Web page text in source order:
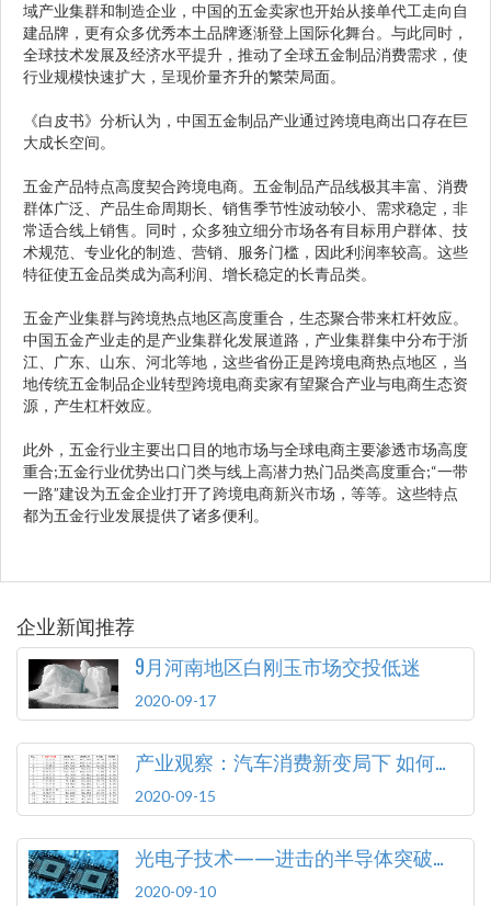
域产业集群和制造企业，中国的五金卖家也开始从接单代工走向自
建品牌，更有众多优秀本土品牌逐渐登上国际化舞台。与此同时，
全球技术发展及经济水平提升，推动了全球五金制品消费需求，使
行业规模快速扩大，呈现价量齐升的繁荣局面。
《白皮书》分析认为，中国五金制品产业通过跨境电商出口存在巨
大成长空间。
五金产品特点高度契合跨境电商。五金制品产品线极其丰富、消费
群体广泛、产品生命周期长、销售季节性波动较小、需求稳定，非
常适合线上销售。同时，众多独立细分市场各有目标用户群体、技
术规范、专业化的制造、营销、服务门槛，因此利润率较高。这些
特征使五金品类成为高利润、增长稳定的长青品类。
五金产业集群与跨境热点地区高度重合，生态聚合带来杠杆效应。
中国五金产业走的是产业集群化发展道路，产业集群集中分布于浙
江、广东、山东、河北等地，这些省份正是跨境电商热点地区，当
地传统五金制品企业转型跨境电商卖家有望聚合产业与电商生态资
源，产生杠杆效应。
此外，五金行业主要出口目的地市场与全球电商主要渗透市场高度
重合;五金行业优势出口门类与线上高潜力热门品类高度重合;“一带
一路”建设为五金企业打开了跨境电商新兴市场，等等。这些特点
都为五金行业发展提供了诸多便利。
企业新闻推荐
9月河南地区白刚玉市场交投低迷
2020-09-17
产业观察：汽车消费新变局下 如何顺应变化释放潜力
2020-09-15
光电子技术——进击的半导体突破口
2020-09-10